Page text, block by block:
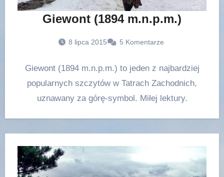
Giewont (1894 m.n.p.m.)
8 lipca 2015 5 Komentarze
Giewont (1894 m.n.p.m.) to jeden z najbardziej
popularnych szczytów w Tatrach Zachodnich,
uznawany za górę-symbol. Miłej lektury.